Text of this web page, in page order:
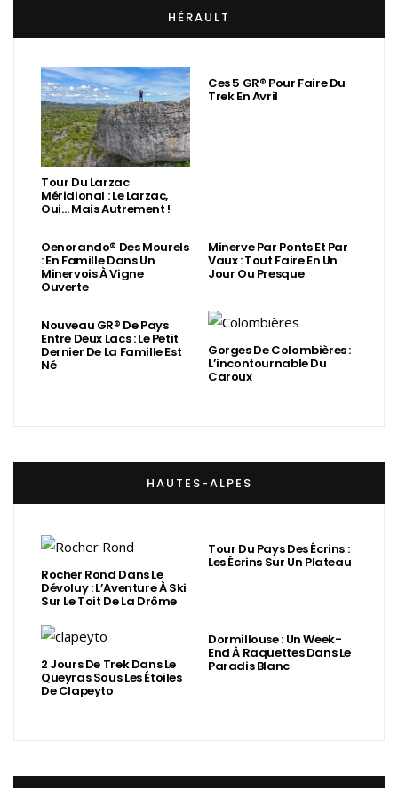
HÉRAULT
Tour Du Larzac
Méridional : Le Larzac,
Oui… Mais Autrement !
Ces 5 GR® Pour Faire Du
Trek En Avril
Oenorando® Des Mourels
: En Famille Dans Un
Minervois À Vigne
Ouverte
Minerve Par Ponts Et Par
Vaux : Tout Faire En Un
Jour Ou Presque
Nouveau GR® De Pays
Entre Deux Lacs : Le Petit
Dernier De La Famille Est
Né
Gorges De Colombières :
L’incontournable Du
Caroux
HAUTES-ALPES
Rocher Rond Dans Le
Dévoluy : L’Aventure À Ski
Sur Le Toit De La Drôme
Tour Du Pays Des Écrins :
Les Écrins Sur Un Plateau
2 Jours De Trek Dans Le
Queyras Sous Les Étoiles
De Clapeyto
Dormillouse : Un Week-
End À Raquettes Dans Le
Paradis Blanc